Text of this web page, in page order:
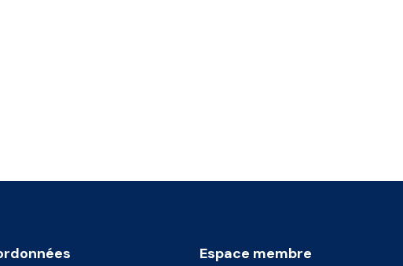
Espace membre